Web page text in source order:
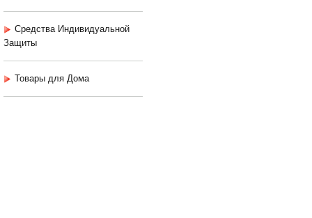
Средства Индивидуальной
Защиты
Товары для Дома